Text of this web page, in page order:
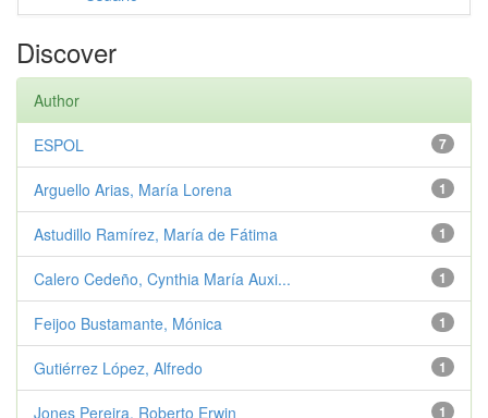
Discover
Author
7
ESPOL
1
Arguello Arias, María Lorena
1
Astudillo Ramírez, María de Fátima
1
Calero Cedeño, Cynthia María Auxi...
1
Feijoo Bustamante, Mónica
1
Gutiérrez López, Alfredo
1
Jones Pereira, Roberto Erwin